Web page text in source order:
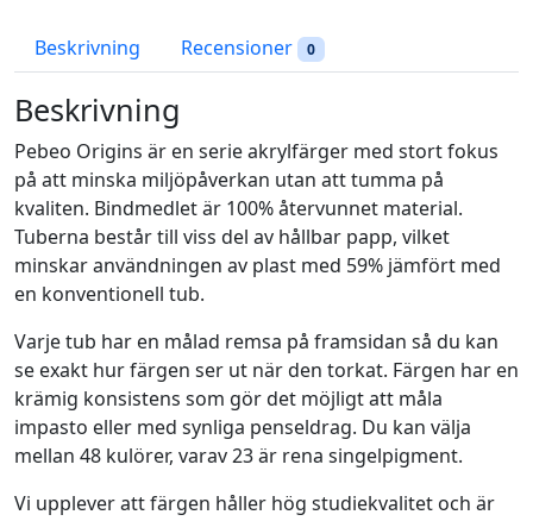
-
P
e
b
e
o
O
r
i
g
n
6
0
m
l
Beskrivning Recensioner 0
Beskrivning
Pebeo Origins är en serie akrylfärger med stort fokus
på att minska miljöpåverkan utan att tumma på
kvaliten. Bindmedlet är 100% återvunnet material.
Tuberna består till viss del av hållbar papp, vilket
minskar användningen av plast med 59% jämfört med
en konventionell tub.
Varje tub har en målad remsa på framsidan så du kan
se exakt hur färgen ser ut när den torkat. Färgen har en
krämig konsistens som gör det möjligt att måla
impasto eller med synliga penseldrag. Du kan välja
mellan 48 kulörer, varav 23 är rena singelpigment.
Vi upplever att färgen håller hög studiekvalitet och är